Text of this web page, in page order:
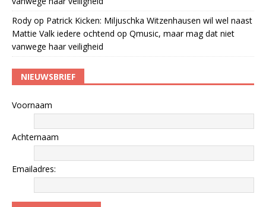
Rody op Patrick Kicken: Miljuschka Witzenhausen wil wel naast
Mattie Valk iedere ochtend op Qmusic, maar mag dat niet
vanwege haar veiligheid
NIEUWSBRIEF
Voornaam
Achternaam
Emailadres: